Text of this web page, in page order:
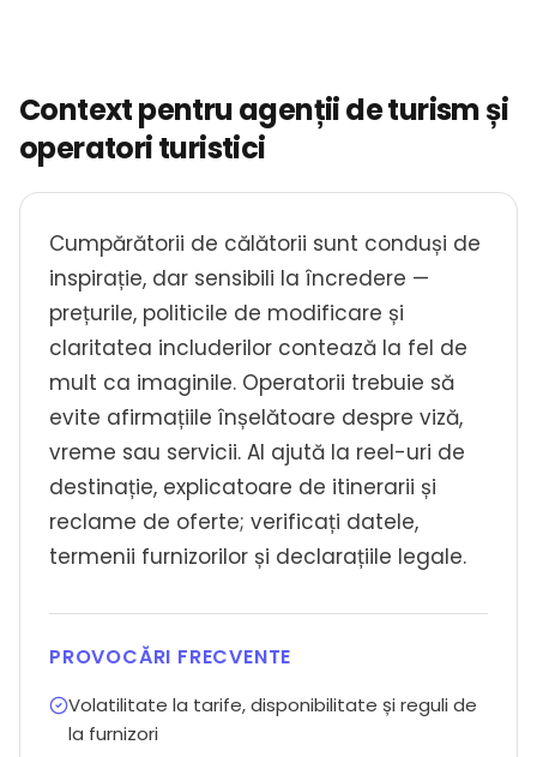
Context pentru agenții de turism și
operatori turistici
Cumpărătorii de călătorii sunt conduși de
inspirație, dar sensibili la încredere —
prețurile, politicile de modificare și
claritatea includerilor contează la fel de
mult ca imaginile. Operatorii trebuie să
evite afirmațiile înșelătoare despre viză,
vreme sau servicii. AI ajută la reel-uri de
destinație, explicatoare de itinerarii și
reclame de oferte; verificați datele,
termenii furnizorilor și declarațiile legale.
PROVOCĂRI FRECVENTE
Volatilitate la tarife, disponibilitate și reguli de
la furnizori